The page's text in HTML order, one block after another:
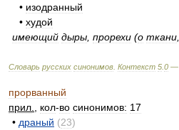
• изодранный
• худой
имеющий дыры прорехи (о ткани
Словарь русских синонимов Контекст 5 0 —
прорванный
прил
кол-во синонимов: 17
• драный (23)